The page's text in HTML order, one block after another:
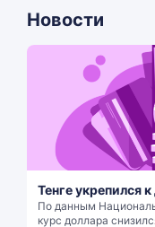
Новости
Тенге укрепился
По данным
курс доллара